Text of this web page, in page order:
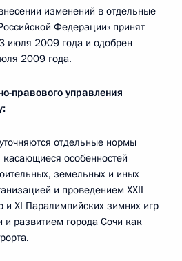
изменений в отдельные
Федерации» принят
июля 2009 года и одобрен
2009 года.
правового управления
отдельные нормы
особенностей
земельных и иных
и проведением XXII
и XI Паралимпийских зимних игр
развитием города Сочи как